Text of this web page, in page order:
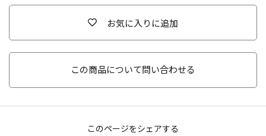
お気に入りに追加
この商品について問い合わせる
このページをシェアする